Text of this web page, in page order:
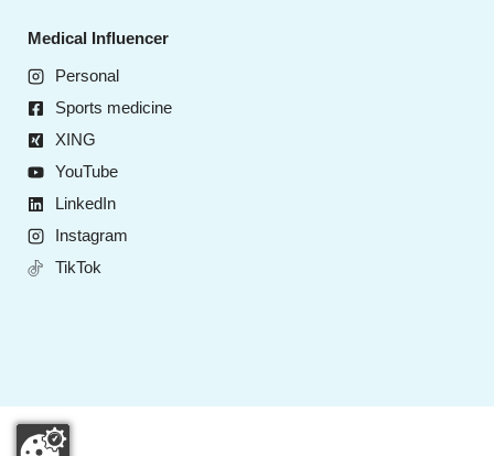
Medical Influencer
Personal
Sports medicine
XING
YouTube
LinkedIn
Instagram
TikTok